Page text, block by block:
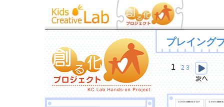
プレイング
1 2 3